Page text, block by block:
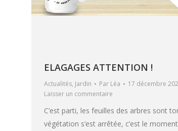
ELAGAGES ATTENTION !
Actualités, Jardin Par Léa
17 décembre
Laisser un commentaire
C’est parti, les feuilles des arbres sont
végétation s’est arrêtée, c’est le